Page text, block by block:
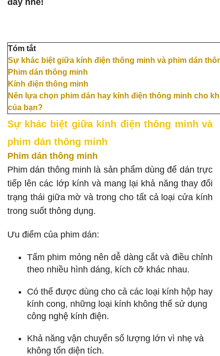
đây nhé!
Tóm tắt
Sự khác biệt giữa kính điện thông minh và phim dán
Phim dán thông minh
Kính điện thông minh
Nên lựa chọn phim dán hay kính điện thông minh cho
của bạn?
Sự khác biệt giữa kính điện thông minh và
phim dán thông minh
Phim dán thông minh
Phim dán thông minh là sản phẩm dùng để dán trực
tiếp lên các lớp kính và mang lại khả năng thay đổi
trạng thái giữa mờ và trong cho tất cả loại cửa kính
trong suốt thông dụng.
Ưu điểm của phim dán:
Tấm phim mỏng nên dễ dàng cắt và điều chỉnh
theo nhiều hình dáng, kích cỡ khác nhau.
Có thể được dùng cho cả các loại kính hộp hay
kính cong, những loại kính không thể sử dụng
công nghệ kính điện.
Khả năng vận chuyển số lượng lớn vì nhẹ và
không tốn diện tích.